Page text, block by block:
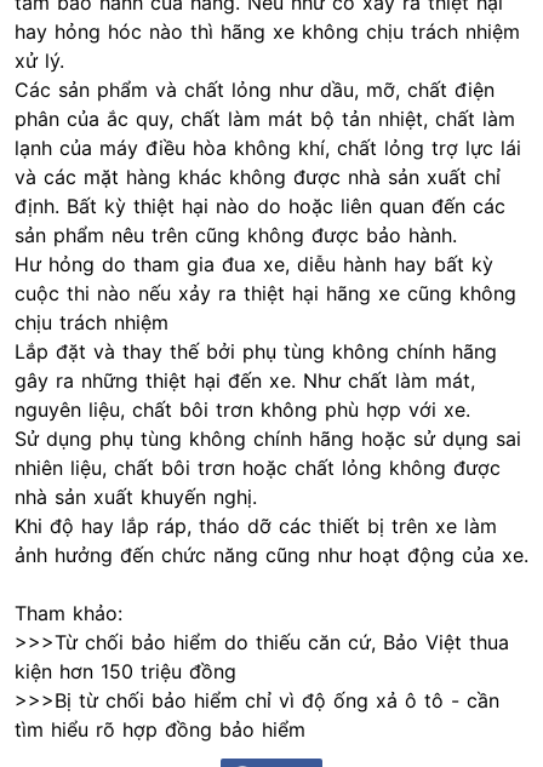
hay hỏng hóc nào thì hãng xe không chịu trách nhiệm
xử lý.
Các sản phẩm và chất lỏng như dầu, mỡ, chất điện
phân của ắc quy, chất làm mát bộ tản nhiệt, chất làm
lạnh của máy điều hòa không khí, chất lỏng trợ lực lái
và các mặt hàng khác không được nhà sản xuất chỉ
định. Bất kỳ thiệt hại nào do hoặc liên quan đến các
sản phẩm nêu trên cũng không được bảo hành.
Hư hỏng do tham gia đua xe, diễu hành hay bất kỳ
cuộc thi nào nếu xảy ra thiệt hại hãng xe cũng không
chịu trách nhiệm
Lắp đặt và thay thế bởi phụ tùng không chính hãng
gây ra những thiệt hại đến xe. Như chất làm mát,
nguyên liệu, chất bôi trơn không phù hợp với xe.
Sử dụng phụ tùng không chính hãng hoặc sử dụng sai
nhiên liệu, chất bôi trơn hoặc chất lỏng không được
nhà sản xuất khuyến nghị.
Khi độ hay lắp ráp, tháo dỡ các thiết bị trên xe làm
ảnh hưởng đến chức năng cũng như hoạt động của xe.
Tham khảo:
>>>Từ chối bảo hiểm do thiếu căn cứ, Bảo Việt thua
kiện hơn 150 triệu đồng
>>>Bị từ chối bảo hiểm chỉ vì độ ống xả ô tô - cần
tìm hiểu rõ hợp đồng bảo hiểm